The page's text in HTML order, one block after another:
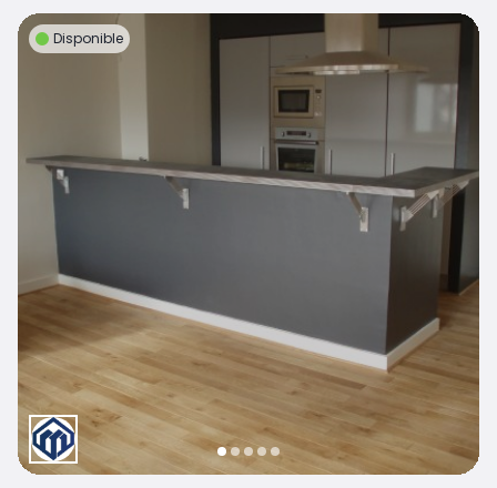
Disponible